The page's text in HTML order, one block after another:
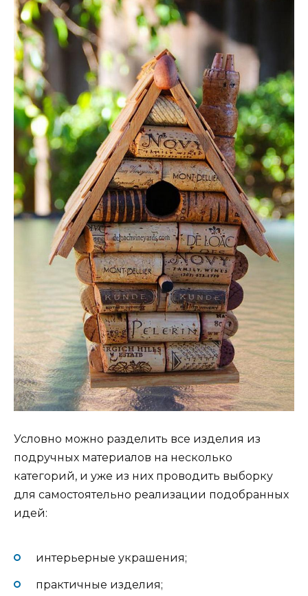
Условно можно разделить все изделия из
подручных материалов на несколько
категорий, и уже из них проводить выборку
для самостоятельно реализации подобранных
идей:
интерьерные украшения;
практичные изделия;